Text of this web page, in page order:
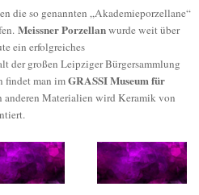
die so genannten „Akademieporzellane“
Meissner Porzellanwurde weit über
ein erfolgreiches
der großen Leipziger Bürgersammlung
findet man imGRASSI Museum für
anderen Materialien wird Keramik von